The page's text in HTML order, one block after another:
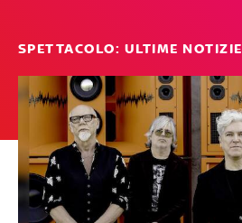
SPETTACOLO: ULTIME NOTIZIE